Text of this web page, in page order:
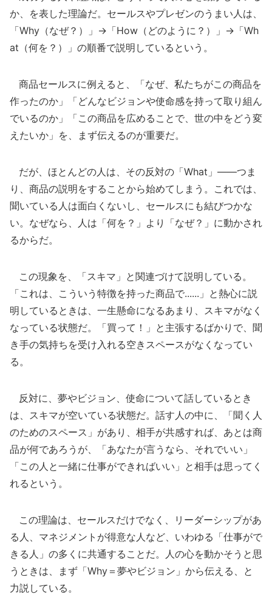
か、を表した理論だ。セールスやプレゼンのうまい人は、
「Why（なぜ？）」→「How（どのように？）」→「Wh
at（何を？）」の順番で説明しているという。
商品セールスに例えると、「なぜ、私たちがこの商品を
作ったのか」「どんなビジョンや使命感を持って取り組ん
でいるのか」「この商品を広めることで、世の中をどう変
えたいか」を、まず伝えるのが重要だ。
だが、ほとんどの人は、その反対の「What」――つま
り、商品の説明をすることから始めてしまう。これでは、
聞いている人は面白くないし、セールスにも結びつかな
い。なぜなら、人は「何を？」より「なぜ？」に動かされ
るからだ。
この現象を、「スキマ」と関連づけて説明している。
「これは、こういう特徴を持った商品で......」と熱心に説
明しているときは、一生懸命になるあまり、スキマがなく
なっている状態だ。「買って！」と主張するばかりで、聞
き手の気持ちを受け入れる空きスペースがなくなってい
る。
反対に、夢やビジョン、使命について話しているとき
は、スキマが空いている状態だ。話す人の中に、「聞く人
のためのスペース」があり、相手が共感すれば、あとは商
品が何であろうが、「あなたが言うなら、それでいい」
「この人と一緒に仕事ができればいい」と相手は思ってく
れるという。
この理論は、セールスだけでなく、リーダーシップがあ
る人、マネジメントが得意な人など、いわゆる「仕事がで
きる人」の多くに共通することだ。人の心を動かそうと思
うときは、まず「Why＝夢やビジョン」から伝える、と
力説している。